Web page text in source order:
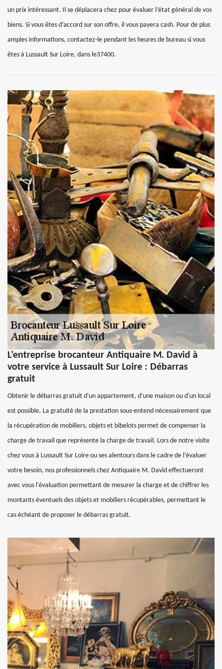
un prix intéressant. Il se déplacera chez pour évaluer l’état général de vos
biens. Si vous êtes d’accord sur son offre, il vous payera cash. Pour de plus
amples informations, contactez-le pendant les heures de bureau si vous
êtes à Lussault Sur Loire, dans le37400.
L’entreprise brocanteur Antiquaire M. David à
votre service à Lussault Sur Loire : Débarras
gratuit
Obtenir le débarras gratuit d'un appartement, d'une maison ou d'un local
est possible. La gratuité de la prestation sous-entend nécessairement que
la récupération de mobiliers, objets et bibelots permet de compenser la
charge de travail que représente la charge de travail. Lors de notre visite
chez vous à Lussault Sur Loire ou ses alentours dans le cadre de l’évaluer
votre besoin, nos professionnels chez Antiquaire M. David effectueront
avec vous l'évaluation permettant de mesurer la charge et de chiffrer les
montants éventuels des objets et mobiliers récupérables, permettant le
cas échéant de proposer le débarras gratuit.